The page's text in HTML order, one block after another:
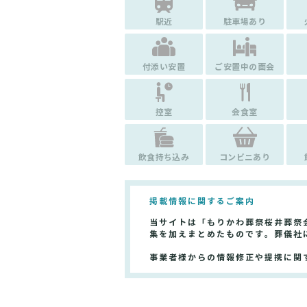
駅近 駐車場あり
付添い安置 ご安置中の面会
控室 会食室
飲食持ち込み コンビニあり
掲載情報に関するご案内
当サイトは「もりかわ葬祭桜井葬
集を加えまとめたものです。葬儀
事業者様からの情報修正や提携に